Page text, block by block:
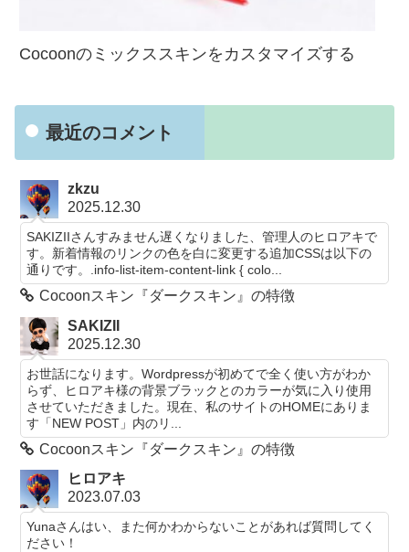
Cocoonのミックススキンをカスタマイズする
最近のコメント
zkzu
2025.12.30
SAKIZIIさんすみません遅くなりました、管理人のヒロアキで
す。新着情報のリンクの色を白に変更する追加CSSは以下の
通りです。.info-list-item-content-link { colo...
Cocoonスキン『ダークスキン』の特徴
SAKIZII
2025.12.30
お世話になります。Wordpressが初めてで全く使い方がわか
らず、ヒロアキ様の背景ブラックとのカラーが気に入り使用
させていただきました。現在、私のサイトのHOMEにありま
す「NEW POST」内のリ...
Cocoonスキン『ダークスキン』の特徴
ヒロアキ
2023.07.03
Yunaさんはい、また何かわからないことがあれば質問してく
ださい！